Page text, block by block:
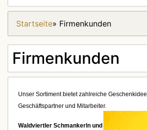
Startseite» Firmenkunden
Firmenkunden
Unser Sortiment bietet zahlreiche
Geschäftspartner und Mitarbeiter.
Waldviertler Schmankerln und